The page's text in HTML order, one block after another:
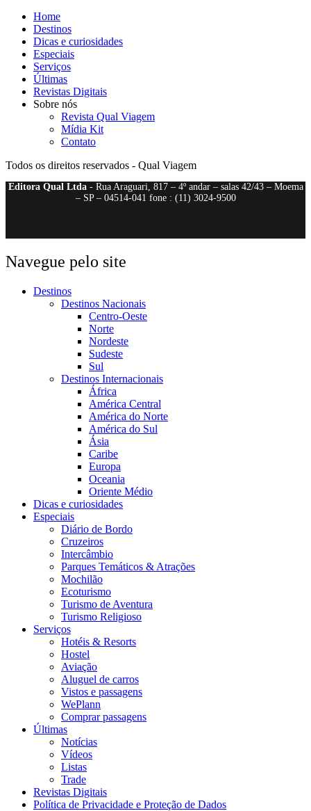
Home
Destinos
Dicas e curiosidades
Especiais
Serviços
Últimas
Revistas Digitais
Sobre nós
Revista Qual Viagem
Mídia Kit
Contato
Todos os direitos reservados - Qual Viagem
Editora Qual Ltda- Rua Araguari, 817 – 4º andar – salas 42/43 – Moema
– SP – 04514-041 fone : (11) 3024-9500
Navegue pelo site
Destinos
Destinos Nacionais
Centro-Oeste
Norte
Nordeste
Sudeste
Sul
Destinos Internacionais
África
América Central
América do Norte
América do Sul
Ásia
Caribe
Europa
Oceania
Oriente Médio
Dicas e curiosidades
Especiais
Diário de Bordo
Cruzeiros
Intercâmbio
Parques Temáticos & Atrações
Mochilão
Ecoturismo
Turismo de Aventura
Turismo Religioso
Serviços
Hotéis & Resorts
Hostel
Aviação
Aluguel de carros
Vistos e passagens
WePlann
Comprar passagens
Últimas
Notícias
Vídeos
Listas
Trade
Revistas Digitais
Política de Privacidade e Proteção de Dados